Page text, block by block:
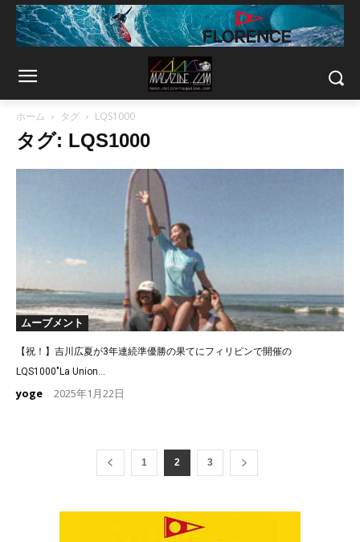
ホーム タグ LQS1000
タグ: LQS1000
ムーブメント
【祝！】吉川広夏が3年連続準優勝の果てにフィリピンで開催の
LQS1000″La Union...
yoge - 2025年1月22日
1 2 3